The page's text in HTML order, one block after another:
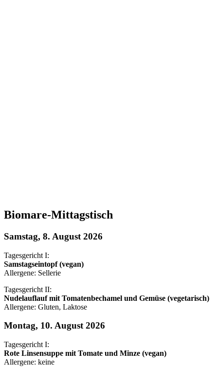
Biomare-Mittagstisch
Samstag, 8. August 2026
Tagesgericht I:
Samstagseintopf (vegan)
Allergene: Sellerie
Tagesgericht II:
Nudelauflauf mit Tomatenbechamel und Gemüse (vegetarisch)
Allergene: Gluten, Laktose
Montag, 10. August 2026
Tagesgericht I:
Rote Linsensuppe mit Tomate und Minze (vegan)
Allergene: keine